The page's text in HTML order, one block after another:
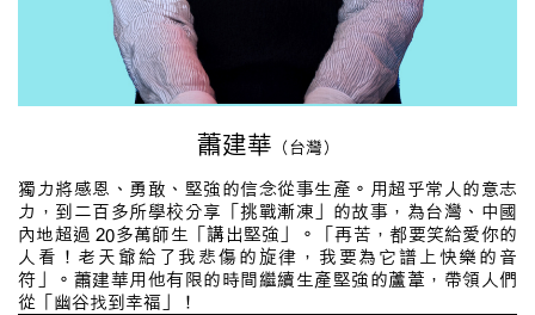
蕭建華 （台灣）
獨力將感恩、勇敢、堅強的信念從事生產。用超乎常人的意志
力，到二百多所學校分享「挑戰漸凍」的故事，為台灣、中國
內地超過 20多萬師生「講出堅強」。「再苦，都要笑給愛你的
人看！老天爺給了我悲傷的旋律，我要為它譜上快樂的音
符」。蕭建華用他有限的時間繼續生產堅強的蘆葦，帶領人們
從「幽谷找到幸福」！